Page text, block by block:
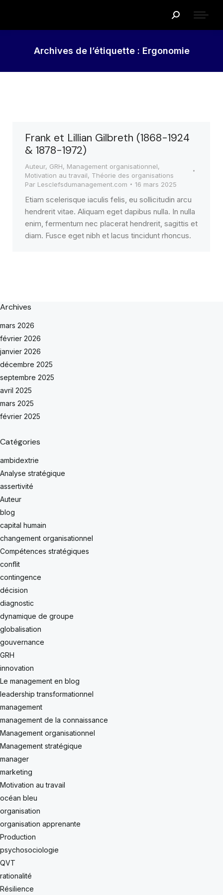
Recherche
:
Archives de l’étiquette : Ergonomie
Frank et Lillian Gilbreth (1868-1924
& 1878-1972)
Auteur, GRH, Management organisationnel,
Motivation au travail, Théorie des organisations
Par Lesclefsdumanagement.com 16 mars 2025
Etiam scelerisque iaculis felis, eu sollicitudin arcu
hendrerit vitae. Aliquam eget dapibus nulla. In nulla
enim, fermentum nec placerat hendrerit, sagittis et
diam. Fusce eget nibh et lacus tincidunt rhoncus.
Archives
mars 2026
février 2026
janvier 2026
décembre 2025
septembre 2025
avril 2025
mars 2025
février 2025
Catégories
ambidextrie
Analyse stratégique
assertivité
Auteur
blog
capital humain
changement organisationnel
Compétences stratégiques
conflit
contingence
décision
diagnostic
dynamique de groupe
globalisation
gouvernance
GRH
innovation
Le management en blog
leadership transformationnel
management
management de la connaissance
Management organisationnel
Management stratégique
manager
marketing
Motivation au travail
océan bleu
organisation
organisation apprenante
Production
psychosociologie
QVT
rationalité
Résilience